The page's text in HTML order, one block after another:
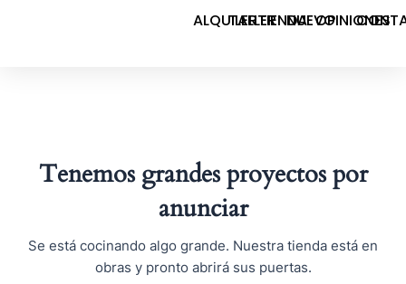
ALQUILER
TALLERTIENDANUEVOOPINIONES
Tenemos grandes proyectos por
anunciar
Se está cocinando algo grande. Nuestra tienda está en
obras y pronto abrirá sus puertas.